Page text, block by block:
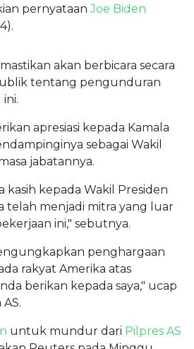
pernyataanJoe Biden
akan berbicara secara
tentang pengunduran
apresiasi kepada Kamala
sebagai Wakil
jabatannya.
kasih kepada Wakil Presiden
telah menjadi mitra yang luar
ini," sebutnya.
penghargaan
rakyat Amerika atas
berikan kepada saya," ucap
untuk mundur dari Pilpres AS